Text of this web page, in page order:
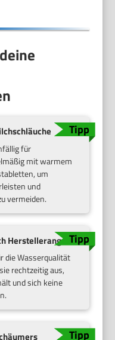
für
mit warmem
um
und
vermeiden.
Herstellerangaben
die Wasserqualität
rechtzeitig aus,
und sich keine